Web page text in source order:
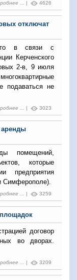
... | 4626
отключат
в связи с
Керченского
2-в, 9 июля
не
... | 3023
аренды
помещений,
которые
предприятия
Симферополе).
... | 3259
договор
во дворах.
... | 3209